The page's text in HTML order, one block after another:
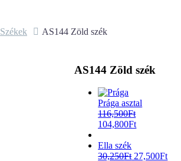
Székek AS144 Zöld szék
AS144 Zöld szék
Prága asztal
116,500Ft
104,800Ft
Ella szék
30,250Ft 27,500Ft